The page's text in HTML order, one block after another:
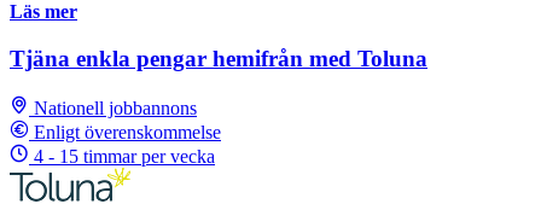
Läs mer
Tjäna enkla pengar hemifrån med Toluna
Nationell jobbannons
Enligt överenskommelse
4 - 15 timmar per vecka